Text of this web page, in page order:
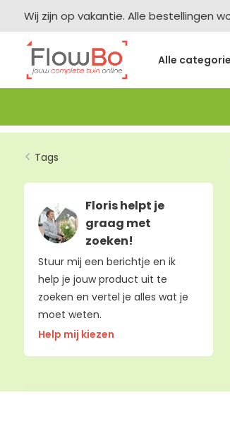
Wij zijn op vakantie. Alle bestellingen
Alle
-
Tags
Floris helpt je
graag met
zoeken!
Stuur mij een berichtje en ik
help je jouw product uit te
zoeken en vertel je alles wat je
moet weten.
Help mij kiezen